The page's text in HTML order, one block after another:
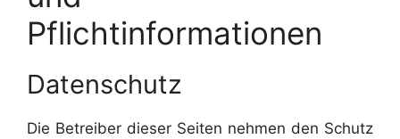
Pflichtinformationen
Datenschutz
Die Betreiber dieser Seiten nehmen den Schutz